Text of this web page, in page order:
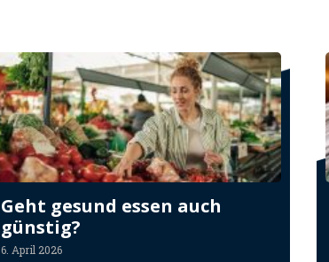
Geht gesund essen auch
günstig?
6. April 2026